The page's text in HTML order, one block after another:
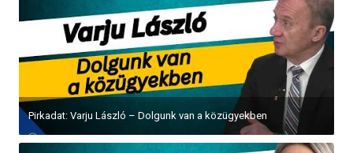
Pirkadat: Varju László – Dolgunk van a közügyekben